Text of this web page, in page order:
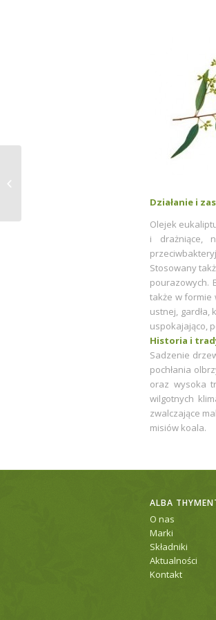
Działanie i
Olejek
i drażniące,
Stosowany
pourazowych.
także w formie
ustnej,
uspokajająco,
Historia i
Sadzenie
pochłania
oraz wysoka
wilgotnych
zwalczające
misiów koala.
ALBA
O nas
Marki
Składniki
Aktualności
Kontakt